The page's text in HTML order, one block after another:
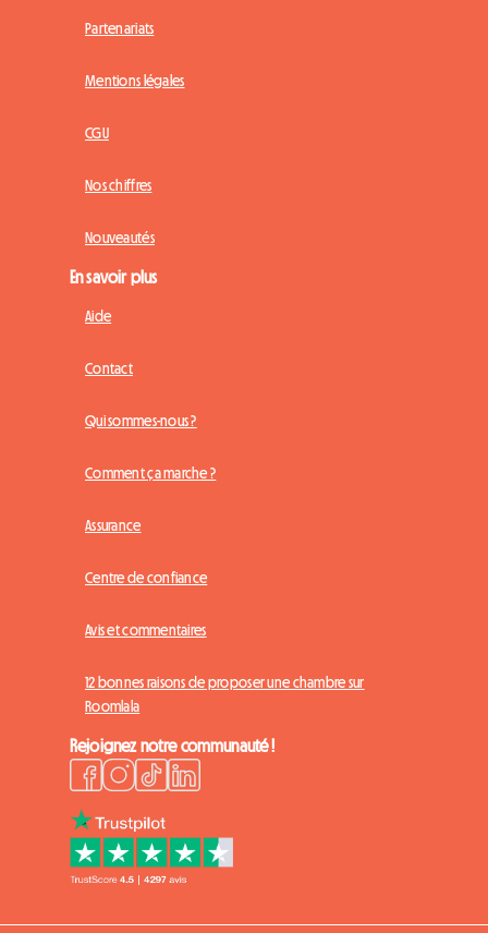
Partenariats
Mentions légales
CGU
Nos chiffres
Nouveautés
En savoir plus
Aide
Contact
Qui sommes-nous ?
Comment ça marche ?
Assurance
Centre de confiance
Avis et commentaires
12 bonnes raisons de proposer une chambre sur
Roomlala
Rejoignez notre communauté !